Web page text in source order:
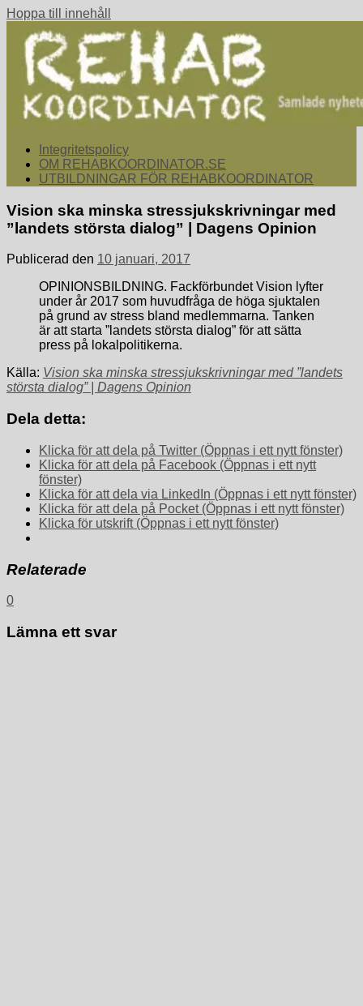
Hoppa till innehåll
rehabkoordinator.se
Samlade nyheter för dig som arbetar med att koordinera och
samordna rehabiliterande åtgärder för återgång i arbete.
Integritetspolicy
OM REHABKOORDINATOR.SE
UTBILDNINGAR FÖR REHABKOORDINATOR
Vision ska minska stressjukskrivningar med
”landets största dialog” | Dagens Opinion
Publicerad den 10 januari, 2017
OPINIONSBILDNING. Fackförbundet Vision lyfter
under år 2017 som huvudfråga de höga sjuktalen
på grund av stress bland medlemmarna. Tanken
är att starta ”landets största dialog” för att sätta
press på lokalpolitikerna.
Källa: Vision ska minska stressjukskrivningar med ”landets
största dialog” | Dagens Opinion
Dela detta:
Klicka för att dela på Twitter (Öppnas i ett nytt fönster)
Klicka för att dela på Facebook (Öppnas i ett nytt
fönster)
Klicka för att dela via LinkedIn (Öppnas i ett nytt fönster)
Klicka för att dela på Pocket (Öppnas i ett nytt fönster)
Klicka för utskrift (Öppnas i ett nytt fönster)
Relaterade
0
Lämna ett svar